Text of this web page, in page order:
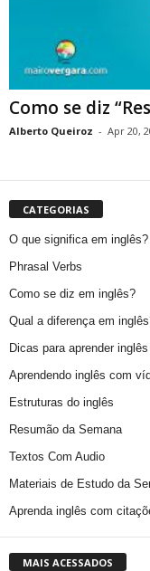
Como se diz
Alberto Queiroz - Apr 20,
CATEGORIAS
O que significa em inglês?
Phrasal Verbs
Como se diz em inglês?
Qual a diferença em
Dicas para aprender inglês
Aprendendo inglês com
Estruturas do inglês
Resumão da Semana
Textos Com Audio
Materiais de Estudo da
Aprenda inglês com
MAIS ACESSADOS